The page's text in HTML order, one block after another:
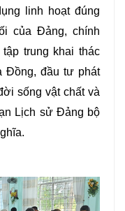
linh hoạt đúng
của Đảng, chính
trung khai thác
Đồng, đầu tư phát
sống vật chất và
Lịch sử Đảng bộ